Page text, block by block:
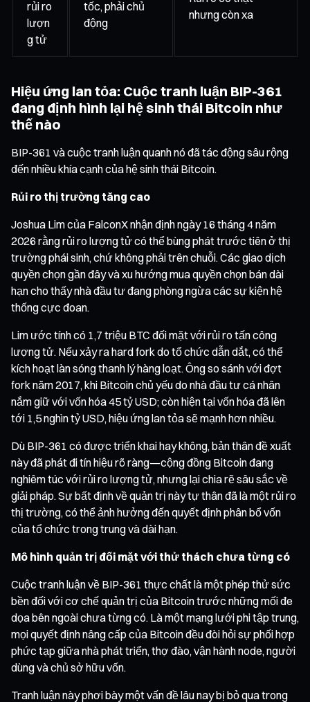
rủi ro
lượn
g tử
tốc, phải chủ
động
nhưng còn xa
Hiệu ứng lan tỏa: Cuộc tranh luận BIP-361
đang định hình lại hệ sinh thái Bitcoin như
thế nào
BIP-361 và cuộc tranh luận quanh nó đã tác động sâu rộng
đến nhiều khía cạnh của hệ sinh thái Bitcoin.
Rủi ro thị trường tăng cao
Joshua Lim của FalconX nhận định ngày 16 tháng 4 năm
2026 rằng rủi ro lượng tử có thể bùng phát trước tiên ở thị
trường phái sinh, chứ không phải trên chuỗi. Các giao dịch
quyền chọn gần đây và xu hướng mua quyền chọn bán dài
hạn cho thấy nhà đầu tư đang phòng ngừa các sự kiện hệ
thống cực đoan.
Lim ước tính có 1,7 triệu BTC đối mặt với rủi ro tấn công
lượng tử. Nếu xảy ra hard fork do tổ chức dẫn dắt, có thể
kích hoạt làn sóng thanh lý hàng loạt. Ông so sánh với đợt
fork năm 2017, khi Bitcoin chủ yếu do nhà đầu tư cá nhân
nắm giữ với vốn hóa 45 tỷ USD; còn hiện tại vốn hóa đã lên
tới 1,5 nghìn tỷ USD, hiệu ứng lan tỏa sẽ mạnh hơn nhiều.
Dù BIP-361 có được triển khai hay không, bản thân đề xuất
này đã phát đi tín hiệu rõ ràng—cộng đồng Bitcoin đang
nghiêm túc với rủi ro lượng tử, nhưng lại chia rẽ sâu sắc về
giải pháp. Sự bất định về quản trị này tự thân đã là một rủi ro
thị trường, có thể ảnh hưởng đến quyết định phân bổ vốn
của tổ chức trong trung và dài hạn.
Mô hình quản trị đối mặt với thử thách chưa từng có
Cuộc tranh luận về BIP-361 thực chất là một phép thử sức
bền đối với cơ chế quản trị của Bitcoin trước những mối đe
dọa bên ngoài chưa từng có. Là một mạng lưới phi tập trung,
mọi quyết định nâng cấp của Bitcoin đều đòi hỏi sự phối hợp
phức tạp giữa nhà phát triển, thợ đào, vận hành node, người
dùng và chủ sở hữu vốn.
Tranh luận này phơi bày một vấn đề lâu nay bị bỏ qua trong